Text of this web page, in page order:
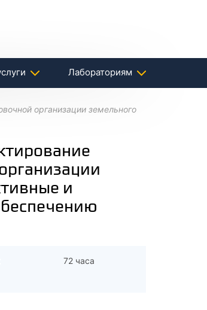
Лабораториям
организации земельного
и
72 часа